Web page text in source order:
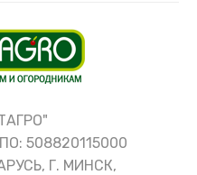
508820115000
Г. МИНСК,